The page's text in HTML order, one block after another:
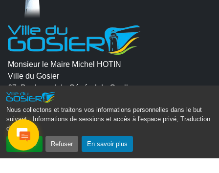
Nous collectons et traitons vos informations personnelles dans le but
suivant :
Informations de sessions et accès à l'espace privé, Traduction
des pages .
Accepter Refuser En savoir plus
Monsieur le Maire Michel HOTIN
Ville du Gosier
67, Boulevard du Général de Gaulle
97190 Le Gosier
Tél.05 90 84 86 86
Envoyer un email
Contacter la P.R.A.D.A